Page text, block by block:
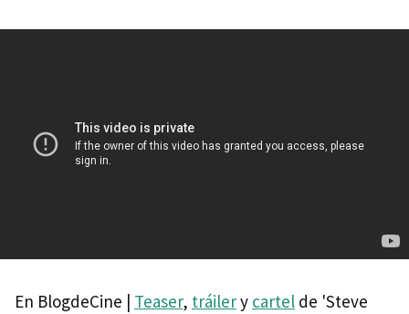
En BlogdeCine | Teaser, tráilery cartel de 'Steve